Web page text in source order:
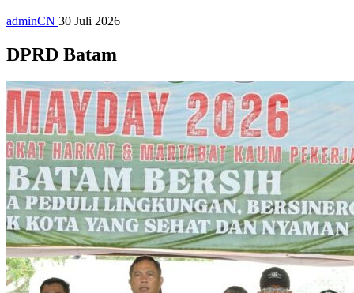
adminCN 30 Juli 2026
DPRD Batam